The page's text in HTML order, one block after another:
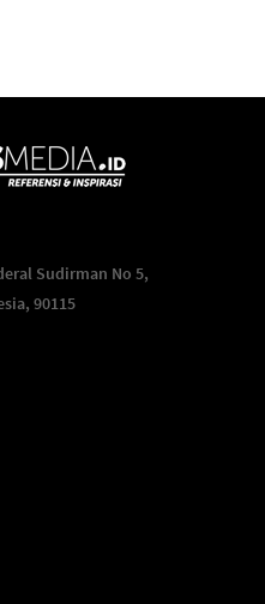
Sudirman No 5,
90115